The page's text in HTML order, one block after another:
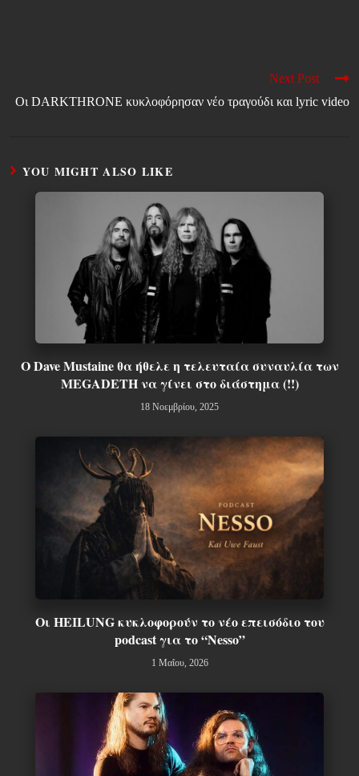
Next Post
Οι DARKTHRONE κυκλοφόρησαν νέο τραγούδι και lyric video
YOU MIGHT ALSO LIKE
Ο Dave Mustaine θα ήθελε η τελευταία συναυλία των
MEGADETH να γίνει στο διάστημα (!!)
18 Νοεμβρίου, 2025
Οι HEILUNG κυκλοφορούν το νέο επεισόδιο του
podcast για το “Nesso”
1 Μαΐου, 2026